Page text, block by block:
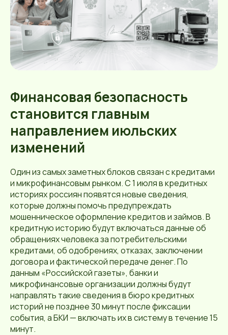
Финансовая безопасность
становится главным
направлением июльских
изменений
Один из самых заметных блоков связан с кредитами
и микрофинансовым рынком. С 1 июля в кредитных
историях россиян появятся новые сведения,
которые должны помочь предупреждать
мошенническое оформление кредитов и займов. В
кредитную историю будут включаться данные об
обращениях человека за потребительскими
кредитами, об одобрениях, отказах, заключении
договора и фактической передаче денег. По
данным «Российской газеты», банки и
микрофинансовые организации должны будут
направлять такие сведения в бюро кредитных
историй не позднее 30 минут после фиксации
события, а БКИ — включать их в систему в течение 15
минут.